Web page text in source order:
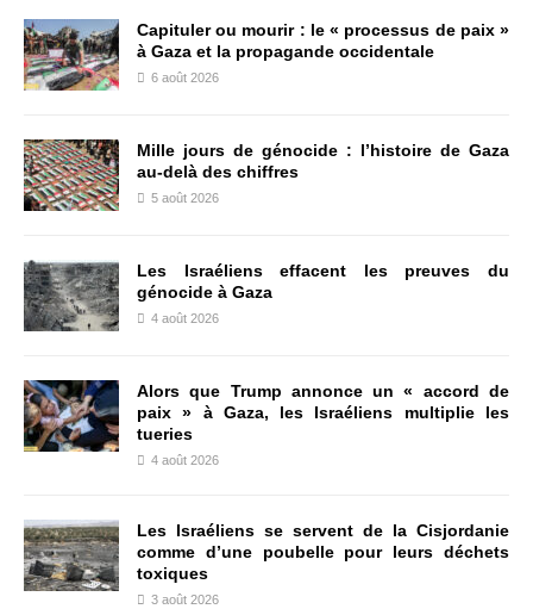
Capituler ou mourir : le « processus de paix »
à Gaza et la propagande occidentale
6 août 2026
Mille jours de génocide : l’histoire de Gaza
au-delà des chiffres
5 août 2026
Les Israéliens effacent les preuves du
génocide à Gaza
4 août 2026
Alors que Trump annonce un « accord de
paix » à Gaza, les Israéliens multiplie les
tueries
4 août 2026
Les Israéliens se servent de la Cisjordanie
comme d’une poubelle pour leurs déchets
toxiques
3 août 2026